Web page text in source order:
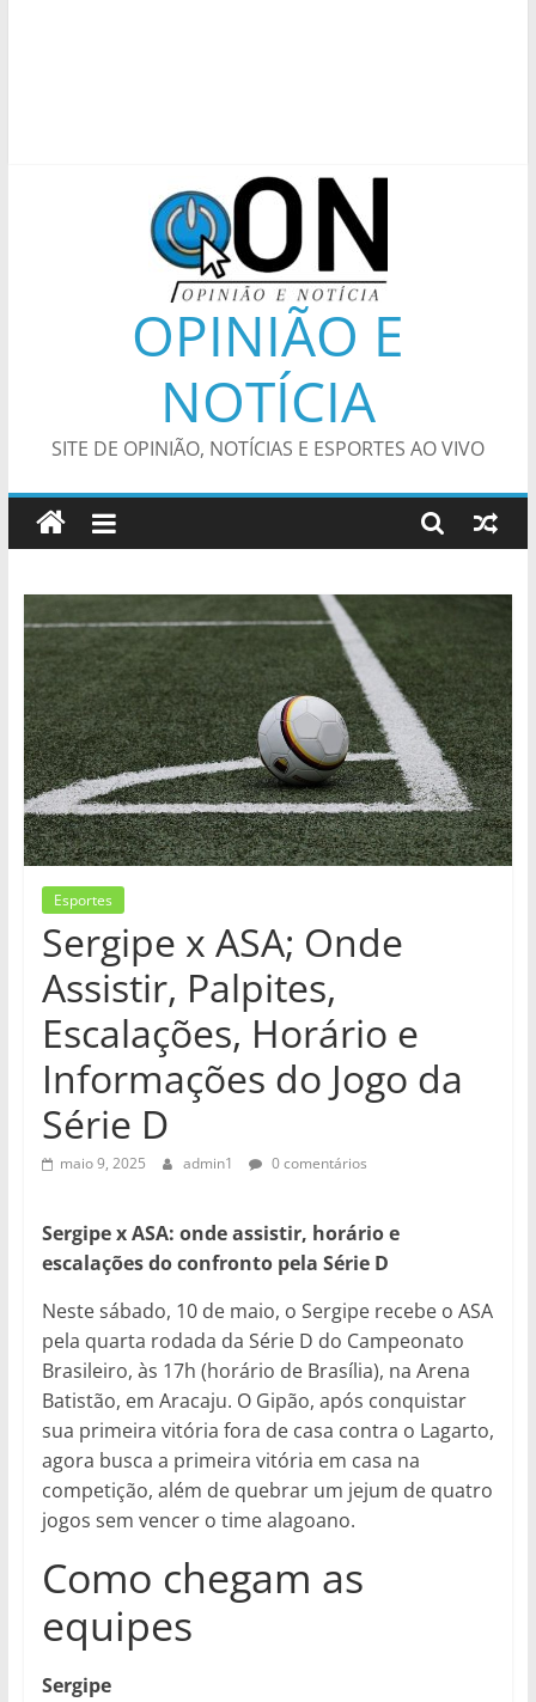
OPINIÃO E
NOTÍCIA
SITE DE OPINIÃO, NOTÍCIAS E ESPORTES AO VIVO
Esportes
Sergipe x ASA; Onde
Assistir, Palpites,
Escalações, Horário e
Informações do Jogo da
Série D
maio 9, 2025 admin1 0 comentários
Sergipe x ASA: onde assistir, horário e
escalações do confronto pela Série D
Neste sábado, 10 de maio, o Sergipe recebe o ASA
pela quarta rodada da Série D do Campeonato
Brasileiro, às 17h (horário de Brasília), na Arena
Batistão, em Aracaju. O Gipão, após conquistar
sua primeira vitória fora de casa contra o Lagarto,
agora busca a primeira vitória em casa na
competição, além de quebrar um jejum de quatro
jogos sem vencer o time alagoano.
Como chegam as
equipes
Sergipe